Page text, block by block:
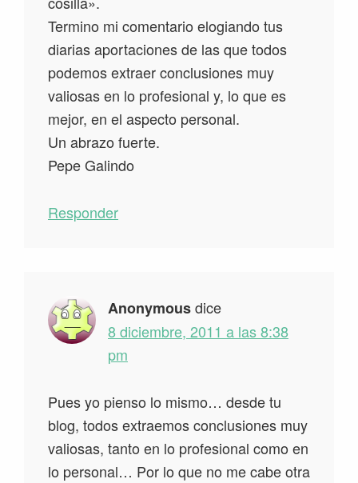
Termino mi comentario elogiando tus
diarias aportaciones de las que todos
podemos extraer conclusiones muy
valiosas en lo profesional y, lo que es
mejor, en el aspecto personal.
Un abrazo fuerte.
Pepe Galindo
Responder
Anonymousdice
8 diciembre, 2011 a las 8:38
pm
Pues yo pienso lo mismo… desde tu
blog, todos extraemos conclusiones muy
valiosas, tanto en lo profesional como en
lo personal… Por lo que no me cabe otra